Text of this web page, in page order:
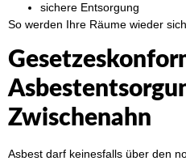
sichere Entsorgung
So werden Ihre Räume wieder
Zwischenahn
Asbest darf keinesfalls über den